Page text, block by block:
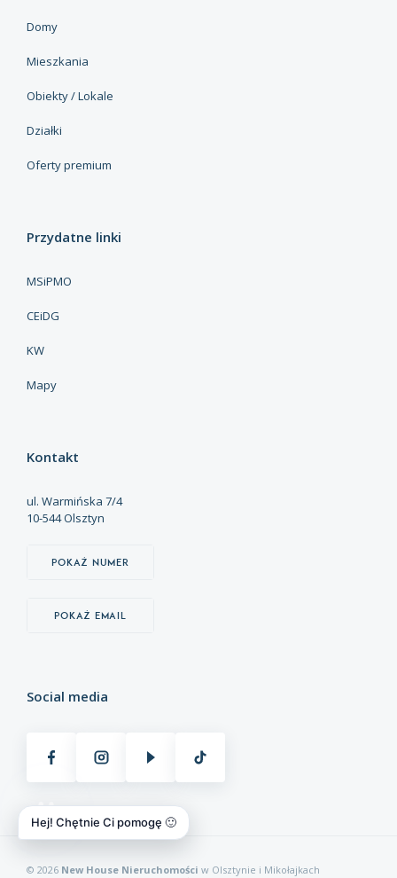
Domy
Mieszkania
Obiekty / Lokale
Działki
Oferty premium
Przydatne linki
MSiPMO
CEiDG
KW
Mapy
Kontakt
ul. Warmińska 7/4
10-544 Olsztyn
Pokaż numer
Pokaż email
Social media
© 2026 New House Nieruchomości w Olsztynie i Mikołajkach
Hej! Chętnie Ci pomogę 🙂